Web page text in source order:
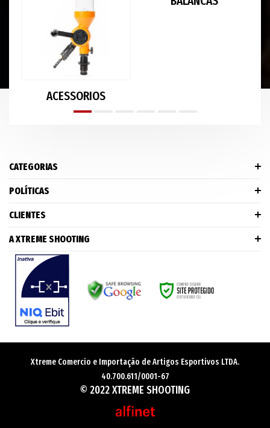
ACESSORIOS
CATEGORIAS
POLÍTICAS
CLIENTES
A XTREME SHOOTING
Xtreme Comercio e Importação de Artigos Esportivos LTDA.
40.700.611/0001-67
© 2022 XTREME SHOOTING